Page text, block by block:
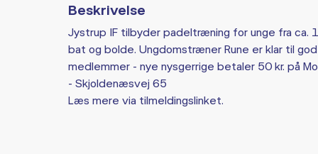
Beskrivelse
Jystrup IF tilbyder padeltræning for unge fra ca.
bat og bolde. Ungdomstræner Rune er klar til
medlemmer - nye nysgerrige betaler 50 kr. på
- Skjoldenæsvej 65
Læs mere via tilmeldingslinket.